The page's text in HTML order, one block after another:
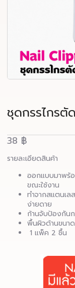
ชุดกรรไกรตั
38 ฿
รายละเอียดสินค้า
ออกแบบมาพร้อ
ขณะใช้งาน
ทำจากสแตนเ
ง่ายดาย
ก้านจับป้องกัน
พื้นผิวด้านขนา
1 แพ็ค 2 ชื้น